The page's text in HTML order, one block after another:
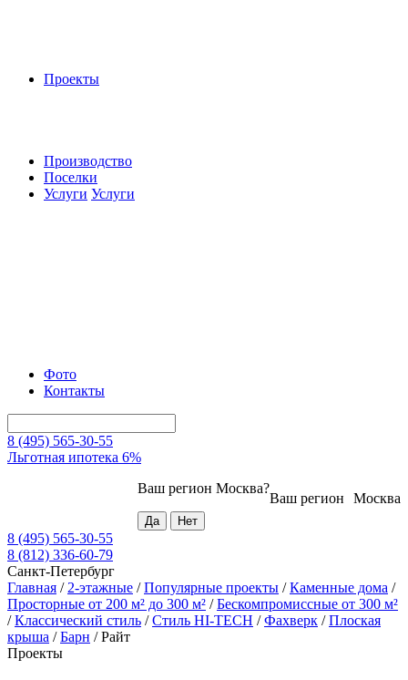
Проекты
Производство
Поселки
Услуги Услуги
Фото
Контакты
8 (495) 565-30-55
Льготная ипотека 6%
Москва
Ваш регион
Ваш регион Москва?
8 (495) 565-30-55
8 (812) 336-60-79
Санкт-Петербург
Главная / 2-этажные /Популярные проекты /Каменные дома /
Просторные от 200 м² до 300 м² /Бескомпромиссные от 300 м²
/Классический стиль /Стиль HI-TECH /Фахверк /Плоская
крыша /Барн /Райт
Проекты